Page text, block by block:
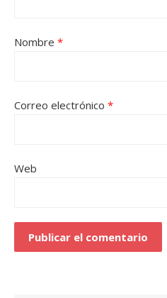
Nombre *
Correo electrónico *
Web